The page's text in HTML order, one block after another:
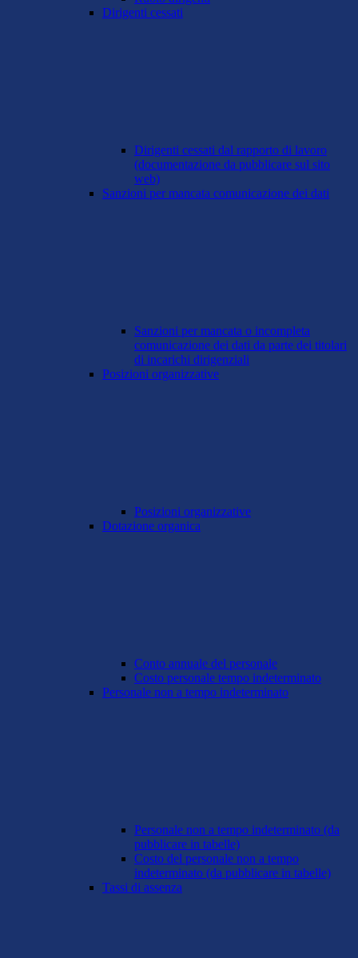
Dirigenti cessati
Dirigenti cessati dal rapporto di lavoro
(documentazione da pubblicare sul sito
web)
Sanzioni per mancata comunicazione dei dati
Sanzioni per mancata o incompleta
comunicazione dei dati da parte dei titolari
di incarichi dirigenziali
Posizioni organizzative
Posizioni organizzative
Dotazione organica
Conto annuale del personale
Costo personale tempo indeterminato
Personale non a tempo indeterminato
Personale non a tempo indeterminato (da
pubblicare in tabelle)
Costo del personale non a tempo
indeterminato (da pubblicare in tabelle)
Tassi di assenza